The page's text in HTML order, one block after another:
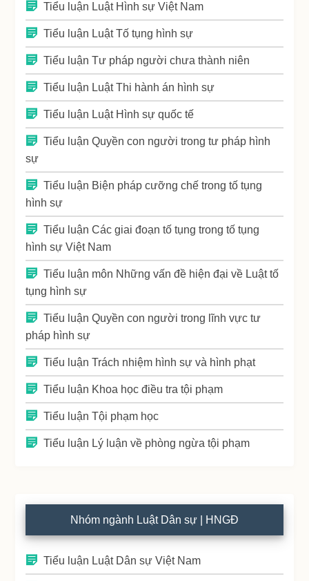
Tiểu luận Luật Hình sự Việt Nam
Tiểu luận Luật Tố tụng hình sự
Tiểu luận Tư pháp người chưa thành niên
Tiểu luận Luật Thi hành án hình sự
Tiểu luận Luật Hình sự quốc tế
Tiểu luận Quyền con người trong tư pháp hình
sự
Tiểu luận Biện pháp cưỡng chế trong tố tụng
hình sự
Tiểu luận Các giai đoạn tố tụng trong tố tụng
hình sự Việt Nam
Tiểu luận môn Những vấn đề hiện đại về Luật tố
tụng hình sự
Tiểu luận Quyền con người trong lĩnh vực tư
pháp hình sự
Tiểu luận Trách nhiệm hình sự và hình phạt
Tiểu luận Khoa học điều tra tội phạm
Tiểu luận Tội phạm học
Tiểu luận Lý luận về phòng ngừa tội phạm
Nhóm ngành Luật Dân sự | HNGĐ
Tiểu luận Luật Dân sự Việt Nam